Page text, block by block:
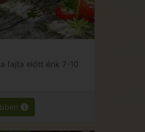
fajta előtt érik 7-10